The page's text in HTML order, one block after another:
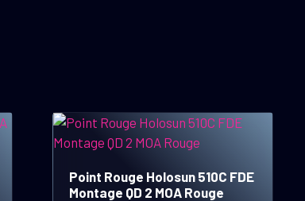
Point Rouge Holosun 510C FDE
Montage QD 2 MOA Rouge